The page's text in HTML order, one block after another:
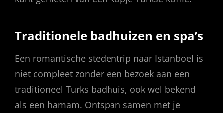
Traditionele badhuizen en spa’s
Een romantische stedentrip naar Istanboel is
niet compleet zonder een bezoek aan een
traditioneel Turks badhuis, ook wel bekend
als een hamam. Ontspan samen met je